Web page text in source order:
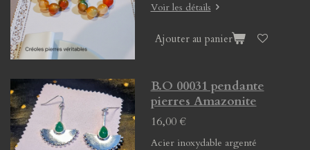
Voir les détails
Ajouter au panier
B.O 00031 pendante
pierres Amazonite
16,00 €
Acier inoxydable argenté